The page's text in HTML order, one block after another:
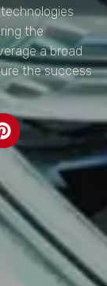
the
a broad
the success